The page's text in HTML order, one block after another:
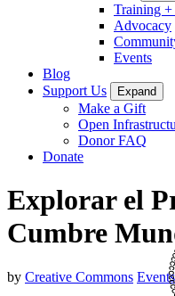
Training +
Advocacy
Events
Blog
Support Us
Expand
Make a Gift
Open
Donor FAQ
Donate
Explorar el
Cumbre
by Creative Commons Events